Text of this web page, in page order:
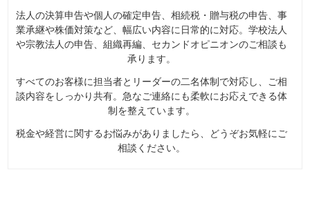
法人の決算申告や個人の確定申告、相続税・贈与税の申告、事
業承継や株価対策など、幅広い内容に日常的に対応。学校法人
や宗教法人の申告、組織再編、セカンドオピニオンのご相談も
承ります。
すべてのお客様に担当者とリーダーの二名体制で対応し、ご相
談内容をしっかり共有。急なご連絡にも柔軟にお応えできる体
制を整えています。
税金や経営に関するお悩みがありましたら、どうぞお気軽にご
相談ください。